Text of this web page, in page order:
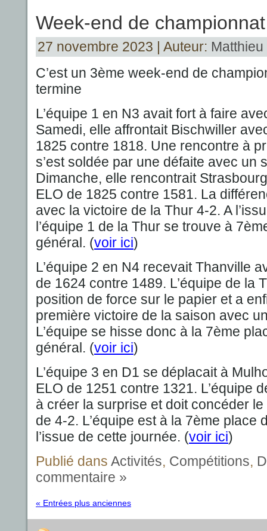
Week-end de championnat
27 novembre 2023 | Auteur:
C’est un 3ème week-end de
termine
L’équipe 1 en N3 avait fort à faire
Samedi, elle affrontait Bischwiller
1825 contre 1818. Une rencontre à
s’est soldée par une défaite avec un
Dimanche, elle rencontrait
ELO de 1825 contre 1581. La
avec la victoire de la Thur 4-2. A
l’équipe 1 de la Thur se trouve à
général. (voir ici)
L’équipe 2 en N4 recevait Thanville
de 1624 contre 1489. L’équipe de la
position de force sur le papier et a
première victoire de la saison avec
L’équipe se hisse donc à la 7ème
général. (voir ici)
L’équipe 3 en D1 se déplacait à
ELO de 1251 contre 1321. L’équipe
à créer la surprise et doit concéder
de 4-2. L’équipe est à la 7ème place
l’issue de cette journée. (voir ici)
Publié dans Activités, Compétitions,
commentaire »
« Entrées plus anciennes